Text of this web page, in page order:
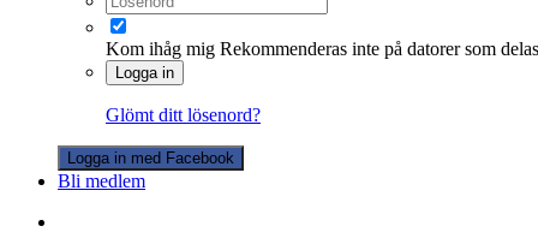
Kom ihåg mig Rekommenderas inte på datorer som
Logga in
Glömt ditt lösenord?
Logga in med Facebook
Bli medlem